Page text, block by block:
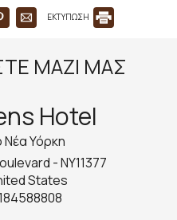
ΕΚΤΥΠΩΣΗ
ΜΑΖΊ ΜΑΣ
Hotel
Νέα Υόρκη
- NY11377
States